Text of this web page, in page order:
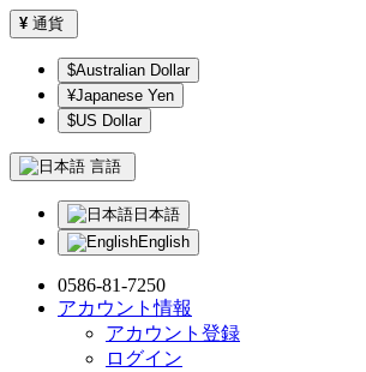
¥ 通貨
$Australian Dollar
¥Japanese Yen
$US Dollar
言語
日本語
English
0586-81-7250
アカウント情報
アカウント登録
ログイン